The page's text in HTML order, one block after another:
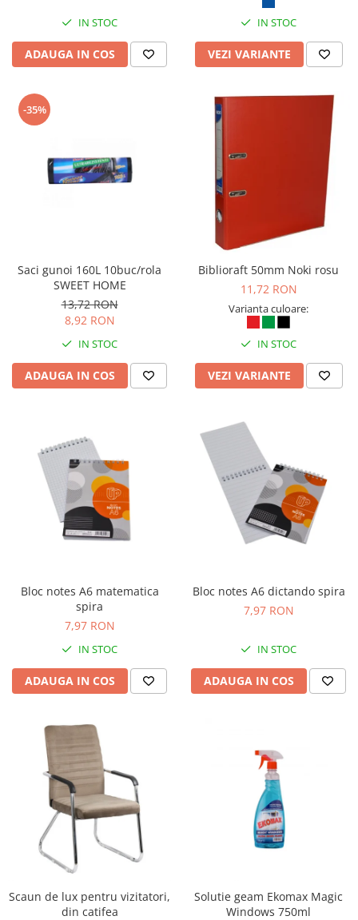
IN STOC
ADAUGA IN COS
IN STOC
VEZI VARIANTE
-35%
Saci gunoi 160L 10buc/rola
SWEET HOME
13,72 RON
8,92 RON
IN STOC
ADAUGA IN COS
Biblioraft 50mm Noki rosu
11,72 RON
Varianta culoare:
IN STOC
VEZI VARIANTE
Bloc notes A6 matematica
spira
7,97 RON
IN STOC
ADAUGA IN COS
Bloc notes A6 dictando spira
7,97 RON
IN STOC
ADAUGA IN COS
Scaun de lux pentru vizitatori,
din catifea
Solutie geam Ekomax Magic
Windows 750ml